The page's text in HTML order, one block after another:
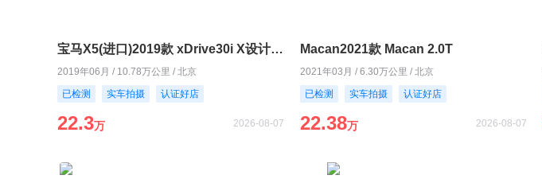
宝马X5(进口)2019款 xDrive30i X设计套装
2019年06月 / 10.78万公里 / 北京
已检测
实车拍摄 认证好店
22.3万 2026-08-07
Macan2021款 Macan 2.0T
2021年03月 / 6.30万公里 / 北京
已检测
实车拍摄 认证好店
22.38万 2026-08-07